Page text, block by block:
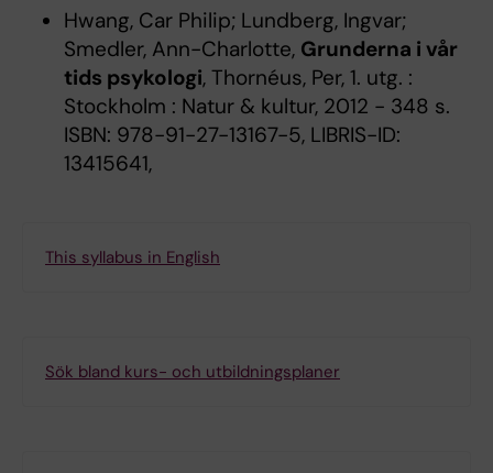
Hwang, Car Philip; Lundberg, Ingvar;
Smedler, Ann-Charlotte, Grunderna i vår
tids psykologi, Thornéus, Per, 1. utg. :
Stockholm : Natur & kultur, 2012 - 348 s.
ISBN: 978-91-27-13167-5, LIBRIS-ID:
13415641,
This syllabus in English
Sök bland kurs- och utbildningsplaner